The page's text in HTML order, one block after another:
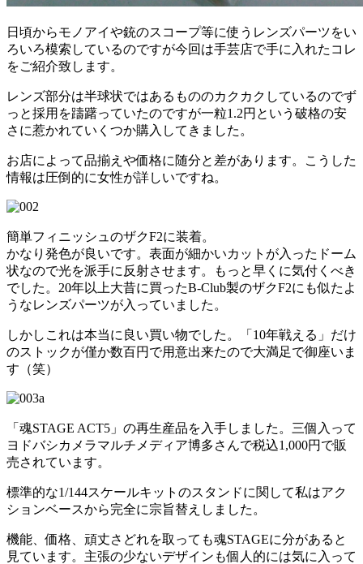
日頃からモノアイや銃のスコープ等に使うレンズパーツをい
ろいろ模索しているのですが今回は手芸店で手に入れたコレ
をご紹介致します。
レンズ部分は半球状ではあるもののカクカクしているのでず
っと採用を躊躇っていたのですが一粒1.2円という破格の安
さに惹かれていくつか購入してきました。
お店によって品揃えや価格に随分と差があります。こうした
情報は圧倒的に女性が詳しいですね。
簡単フィニッシュのザクF2に装着。
かなり発色が良いです。表面が細かいカットが入ったドーム
状なので光を派手に反射させます。もっと早くに気付くべき
でした。20年以上大昔に買ったB-Club製のザクF2にも似たよ
うなレンズパーツが入っていました。
しかしこれは本当に良い買い物でした。「10年戦える」だけ
のストックが僅か数百円で用意出来たので大満足で御座いま
す（笑）
「魂STAGE ACT5」の再生産品を入手しました。三個入って
ヨドバシカメラマルチメディア博多さんで税込1,000円で販
売されています。
標準的な1/144スケールキットのスタンドに関して私はアク
ションベースから完全に宗旨替えしました。
機能、価格、頑丈さどれを取っても魂STAGEに分があると
見ています。主張の少ないデザインも個人的には気に入って